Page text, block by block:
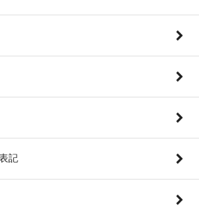
記